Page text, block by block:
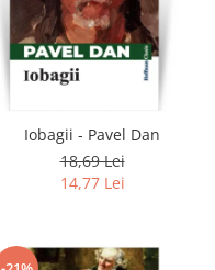
Iobagii - Pavel Dan
18,69 Lei
14,77 Lei